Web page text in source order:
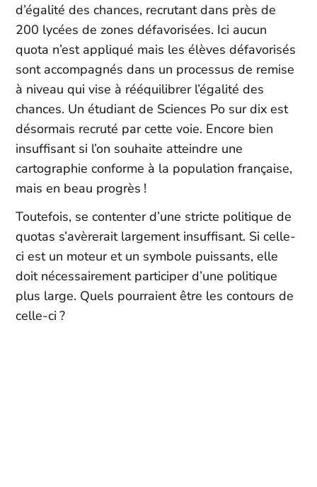
d’égalité des chances, recrutant dans près de
200 lycées de zones défavorisées. Ici aucun
quota n’est appliqué mais les élèves défavorisés
sont accompagnés dans un processus de remise
à niveau qui vise à rééquilibrer l’égalité des
chances. Un étudiant de Sciences Po sur dix est
désormais recruté par cette voie. Encore bien
insuffisant si l’on souhaite atteindre une
cartographie conforme à la population française,
mais en beau progrès !
Toutefois, se contenter d’une stricte politique de
quotas s’avèrerait largement insuffisant. Si celle-
ci est un moteur et un symbole puissants, elle
doit nécessairement participer d’une politique
plus large. Quels pourraient être les contours de
celle-ci ?